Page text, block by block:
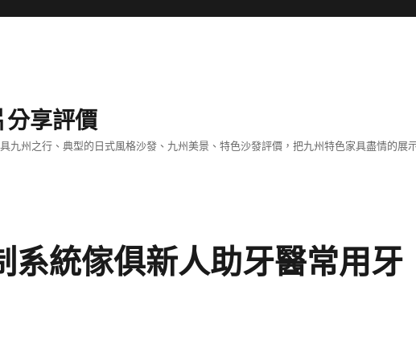
分享評價
九州之行、典型的日式風格沙發、九州美景、特色沙發評價，把九州特色家具盡情的展
系統傢俱新人助牙醫常用牙